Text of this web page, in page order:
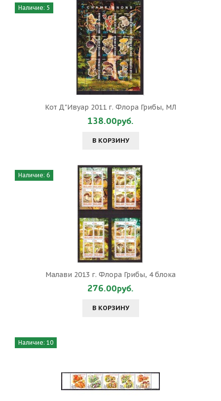
Наличие: 5
Кот Д"Ивуар 2011 г. Флора Грибы, МЛ
138.00руб.
В КОРЗИНУ
Наличие: 6
Малави 2013 г. Флора Грибы, 4 блока
276.00руб.
В КОРЗИНУ
Наличие: 10